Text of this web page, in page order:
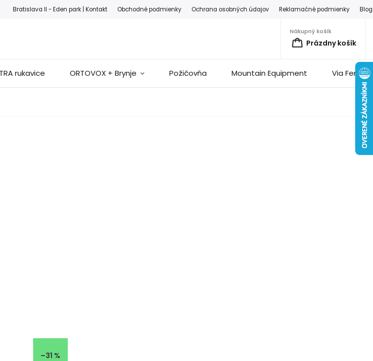
Bratislava II - Eden park |Kontakt Obchodné podmienky Ochrana osobných údajov Reklamačné podmienky Blog
Nákupný košík
Prázdny košík
rukavice ORTOVOX + Brynje Požičovňa Mountain Equipment Via Ferrata
–31 %